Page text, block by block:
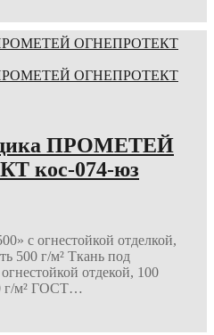
ПРОМЕТЕЙ
кос-074-юз
с огнестойкой отделкой,
500 г/м² Ткань под
отдекой, 100
г/м² ГОСТ…